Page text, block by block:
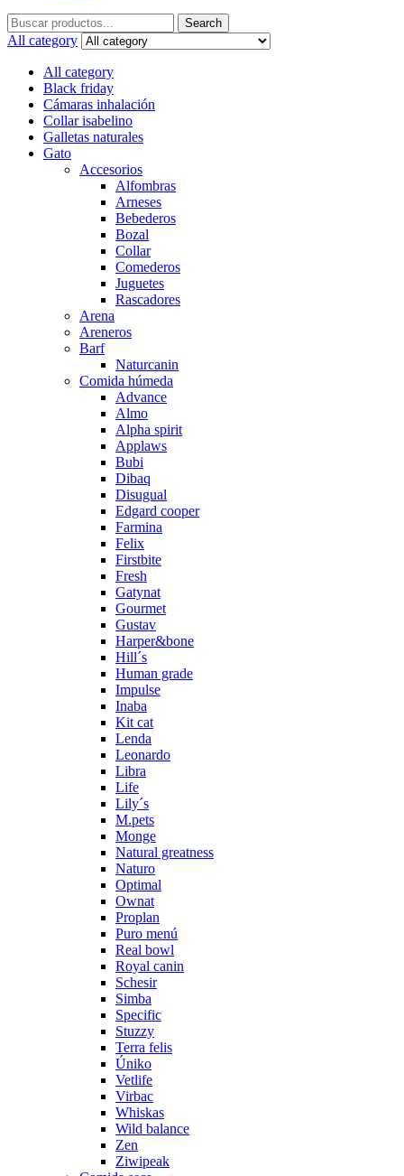
Search
for:
Search
All category
All category
Black friday
Cámaras inhalación
Collar isabelino
Galletas naturales
Gato
Accesorios
Alfombras
Arneses
Bebederos
Bozal
Collar
Comederos
Juguetes
Rascadores
Arena
Areneros
Barf
Naturcanin
Comida húmeda
Advance
Almo
Alpha spirit
Applaws
Bubi
Dibaq
Disugual
Edgard cooper
Farmina
Felix
Firstbite
Fresh
Gatynat
Gourmet
Gustav
Harper&bone
Hill´s
Human grade
Impulse
Inaba
Kit cat
Lenda
Leonardo
Libra
Life
Lily´s
M.pets
Monge
Natural greatness
Naturo
Optimal
Ownat
Proplan
Puro menú
Real bowl
Royal canin
Schesir
Simba
Specific
Stuzzy
Terra felis
Úniko
Vetlife
Virbac
Whiskas
Wild balance
Zen
Ziwipeak